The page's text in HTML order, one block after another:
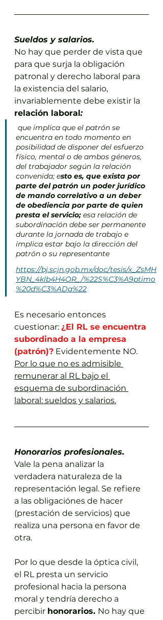
Sueldos y salarios.
No hay que perder de vista que
para que surja la obligación
patronal y derecho laboral para
la existencia del salario,
invariablemente debe existir la
relación laboral:
que implica que el patrón se
encuentra en todo momento en
posibilidad de disponer del esfuerzo
físico, mental o de ambos géneros,
del trabajador según la relación
convenida; esto es, que exista por
parte del patrón un poder jurídico
de mando correlativo a un deber
de obediencia por parte de quien
presta el servicio; esa relación de
subordinación debe ser permanente
durante la jornada de trabajo e
implica estar bajo la dirección del
patrón o su representante
https://bj.scjn.gob.mx/doc/tesis/x_ZsMH
YBN_4klb4H4OR_/%22S%C3%A9ptimo
%20d%C3%ADa%22
Es necesario entonces
cuestionar: ¿El RL se encuentra
subordinado a la empresa
(patrón)? Evidentemente NO.
Por lo que no es admisible
remunerar al RL bajo el
esquema de subordinación
laboral: sueldos y salarios.
Honorarios profesionales.
Vale la pena analizar la
verdadera naturaleza de la
representación legal. Se refiere
a las obligaciónes de hacer
(prestación de servicios) que
realiza una persona en favor de
otra.
Por lo que desde la óptica civil,
el RL presta un servicio
profesional hacia la persona
moral y tendría derecho a
percibir honorarios. No hay que